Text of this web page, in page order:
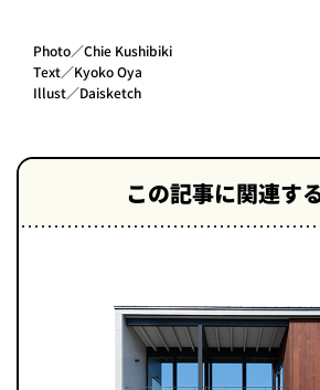
Photo／Chie Kushibiki
Text／Kyoko Oya
Illust／Daisketch
この記事に関連す